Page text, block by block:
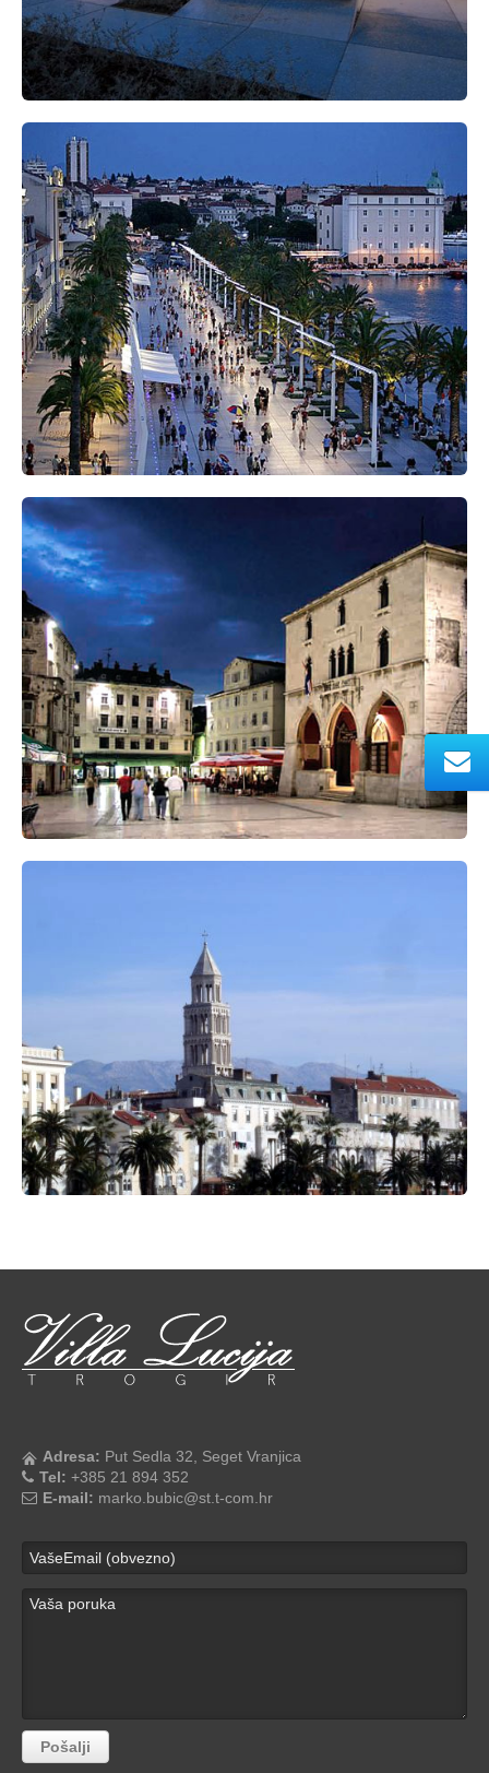
Adresa: Put Sedla 32, Seget Vranjica
Tel: +385 21 894 352
E-mail: marko.bubic@st.t-com.hr